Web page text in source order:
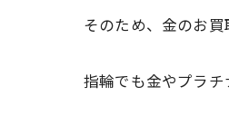
そのため、金のお
指輪でも金やプラチ